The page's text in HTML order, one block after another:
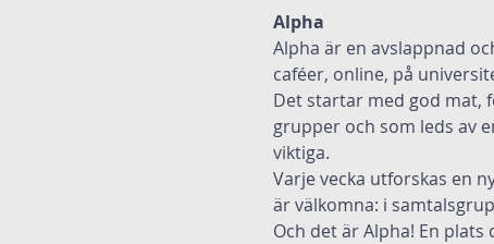
Alpha
Alpha är en avslappnad
caféer, online, på
Det startar med god mat,
grupper och som leds av
viktiga.
Varje vecka utforskas en
är välkomna: i
Och det är Alpha! En plats